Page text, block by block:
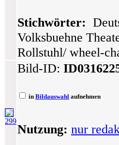
Stichwörter:
Volksbuehne
Rollstuhl/ wheel-
299
Bild-ID:
in Bildauswahl aufnehmen
Nutzung: nur